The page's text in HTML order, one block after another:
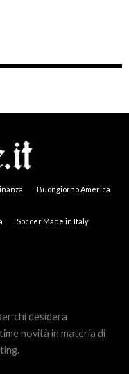
Buongiorno America
Soccer Made in Italy
chi desidera
novità in materia di